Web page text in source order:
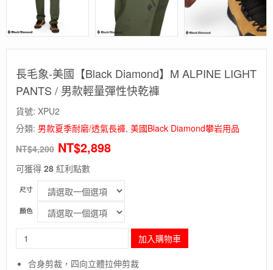
長毛象-美國【Black Diamond】M ALPINE LIGHT
PANTS / 男款輕量彈性快乾褲
貨號: XPU2
分類: 男款夏季耐磨/透氣長褲, 美國Black Diamond攀岩用品
NT$4,200 NT$2,898
可獲得 28 紅利點數
尺寸
顏色
毛
加入購物車
合身剪裁，四向立體拉伸剪裁